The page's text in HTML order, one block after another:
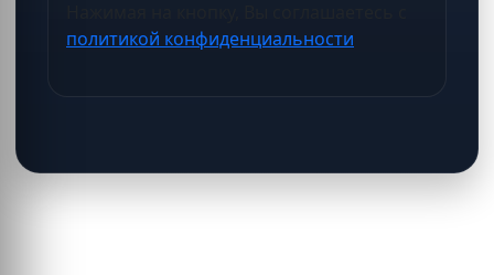
политикой конфиденциальности